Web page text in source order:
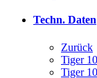
Techn. Daten
Zurück
Tiger
Tiger